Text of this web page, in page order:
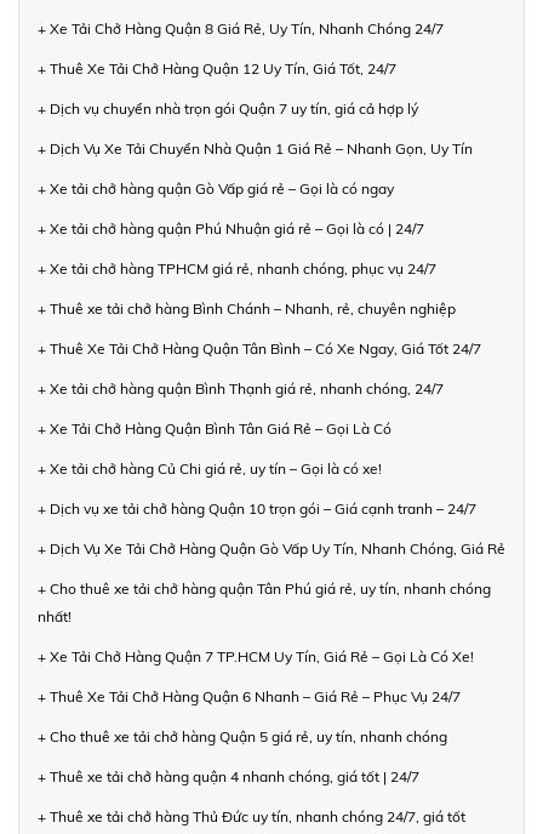
+ Xe Tải Chở Hàng Quận 8 Giá Rẻ, Uy Tín, Nhanh Chóng 24/7
+ Thuê Xe Tải Chở Hàng Quận 12 Uy Tín, Giá Tốt, 24/7
+ Dịch vụ chuyển nhà trọn gói Quận 7 uy tín, giá cả hợp lý
+ Dịch Vụ Xe Tải Chuyển Nhà Quận 1 Giá Rẻ – Nhanh Gọn, Uy Tín
+ Xe tải chở hàng quận Gò Vấp giá rẻ – Gọi là có ngay
+ Xe tải chở hàng quận Phú Nhuận giá rẻ – Gọi là có | 24/7
+ Xe tải chở hàng TPHCM giá rẻ, nhanh chóng, phục vụ 24/7
+ Thuê xe tải chở hàng Bình Chánh – Nhanh, rẻ, chuyên nghiệp
+ Thuê Xe Tải Chở Hàng Quận Tân Bình – Có Xe Ngay, Giá Tốt 24/7
+ Xe tải chở hàng quận Bình Thạnh giá rẻ, nhanh chóng, 24/7
+ Xe Tải Chở Hàng Quận Bình Tân Giá Rẻ – Gọi Là Có
+ Xe tải chở hàng Củ Chi giá rẻ, uy tín – Gọi là có xe!
+ Dịch vụ xe tải chở hàng Quận 10 trọn gói – Giá cạnh tranh – 24/7
+ Dịch Vụ Xe Tải Chở Hàng Quận Gò Vấp Uy Tín, Nhanh Chóng, Giá Rẻ
+ Cho thuê xe tải chở hàng quận Tân Phú giá rẻ, uy tín, nhanh chóng
nhất!
+ Xe Tải Chở Hàng Quận 7 TP.HCM Uy Tín, Giá Rẻ – Gọi Là Có Xe!
+ Thuê Xe Tải Chở Hàng Quận 6 Nhanh – Giá Rẻ – Phục Vụ 24/7
+ Cho thuê xe tải chở hàng Quận 5 giá rẻ, uy tín, nhanh chóng
+ Thuê xe tải chở hàng quận 4 nhanh chóng, giá tốt | 24/7
+ Thuê xe tải chở hàng Thủ Đức uy tín, nhanh chóng 24/7, giá tốt